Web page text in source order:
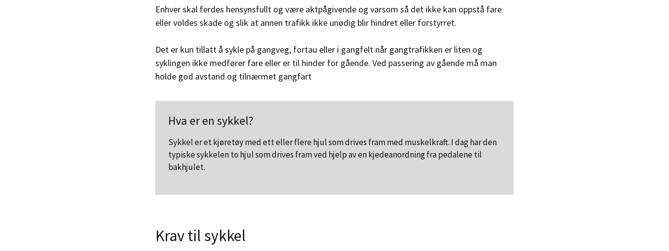
Enhver skal ferdes hensynsfullt og være aktpågivende og varsom så det ikke kan oppstå fare
eller voldes skade og slik at annen trafikk ikke unødig blir hindret eller forstyrret.
Det er kun tillatt å sykle på gangveg, fortau eller i gangfelt når gangtrafikken er liten og
syklingen ikke medfører fare eller er til hinder for gående. Ved passering av gående må man
holde god avstand og tilnærmet gangfart
Hva er en sykkel?
Sykkel er et kjøretøy med ett eller flere hjul som drives fram med muskelkraft. I dag har den
typiske sykkelen to hjul som drives fram ved hjelp av en kjedeanordning fra pedalene til
bakhjulet.
Krav til sykkel